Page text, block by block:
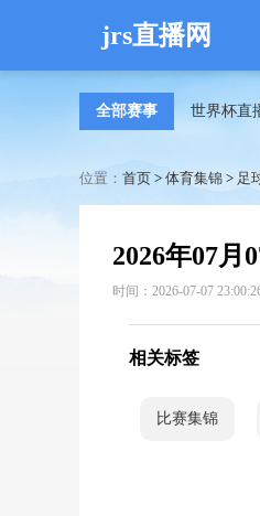
jrs直播网
全部赛事 世界杯直
位置： 首页 > 体育集锦 > 足
2026年07月
时间：2026-07-07
相关标签
比赛集锦